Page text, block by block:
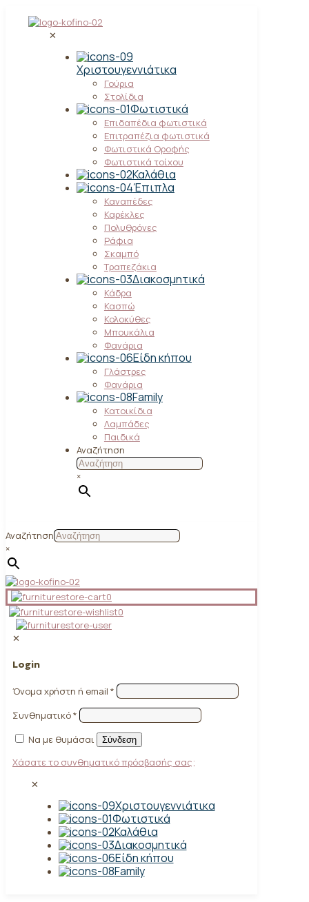
✕
Χριστουγεννιάτικα
Γούρια
Στολίδια
Φωτιστικά
Επιδαπέδια φωτιστικά
Επιτραπέζια φωτιστικά
Φωτιστικά Οροφής
Φωτιστικά τοίχου
Καλάθια
Έπιπλα
Καναπέδες
Καρέκλες
Πολυθρόνες
Ράφια
Σκαμπό
Τραπεζάκια
Διακοσμητικά
Κάδρα
Κασπώ
Κολοκύθες
Μπουκάλια
Φανάρια
Είδη κήπου
Γλάστρες
Φανάρια
Family
Κατοικίδια
Λαμπάδες
Παιδικά
Αναζήτηση
×
Αναζήτηση
×
0
0
✕
Login
Όνομα χρήστη ή email *
Συνθηματικό*
Να με θυμάσαι
Σύνδεση
Χάσατε το συνθηματικό πρόσβασής σας;
✕
Χριστουγεννιάτικα
Φωτιστικά
Καλάθια
Διακοσμητικά
Είδη κήπου
Family